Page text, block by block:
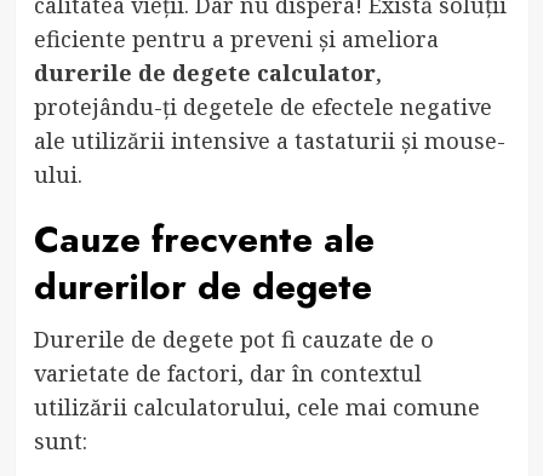
eficiente pentru a preveni și ameliora
durerile de degete calculator,
protejându-ți degetele de efectele negative
ale utilizării intensive a tastaturii și mouse-
ului.
Cauze frecvente ale
durerilor de degete
Durerile de degete pot fi cauzate de o
varietate de factori, dar în contextul
utilizării calculatorului, cele mai comune
sunt: